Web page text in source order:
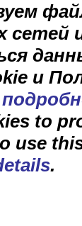
сетей
и
to
use
.